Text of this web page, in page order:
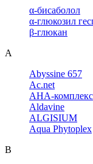
α-бисаболол
α-глюкозил
β-глюкан
A
Abyssine 657
Ac.net
AHA-комплекс
Aldavine
ALGISIUM
Aqua Phytoplex
B